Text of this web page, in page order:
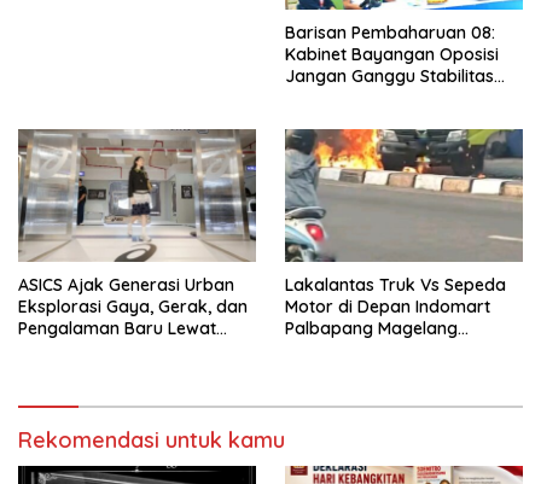
Barisan Pembaharuan 08:
Kabinet Bayangan Oposisi
Jangan Ganggu Stabilitas
ASICS Ajak Generasi Urban
Eksplorasi Gaya, Gerak, dan
Pengalaman Baru Lewat
Lakalantas Truk Vs Sepeda
Motor di Depan Indomart
Palbapang Magelang
Rekomendasi untuk kamu